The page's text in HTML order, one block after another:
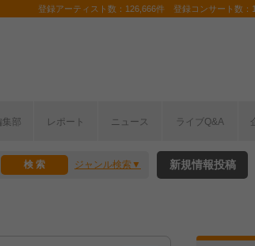
登録アーティスト数：126,666件 登録コンサート数
集部 レポート ニュース ライブQ&A
ジャンル検索 新規情報投稿